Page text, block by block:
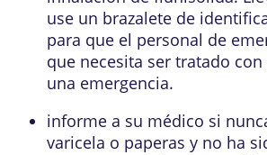
use un brazalete de
para que el personal de
que necesita ser tratado
una emergencia.
informe a su médico si
varicela o paperas y no ha